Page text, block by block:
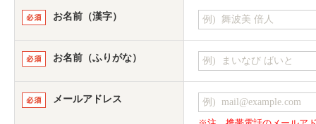
お名前（漢字）
お名前（ふりがな）
メールアドレス